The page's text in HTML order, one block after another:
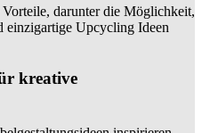
darunter die Möglichkeit,
einzigartige Upcycling Ideen
kreative